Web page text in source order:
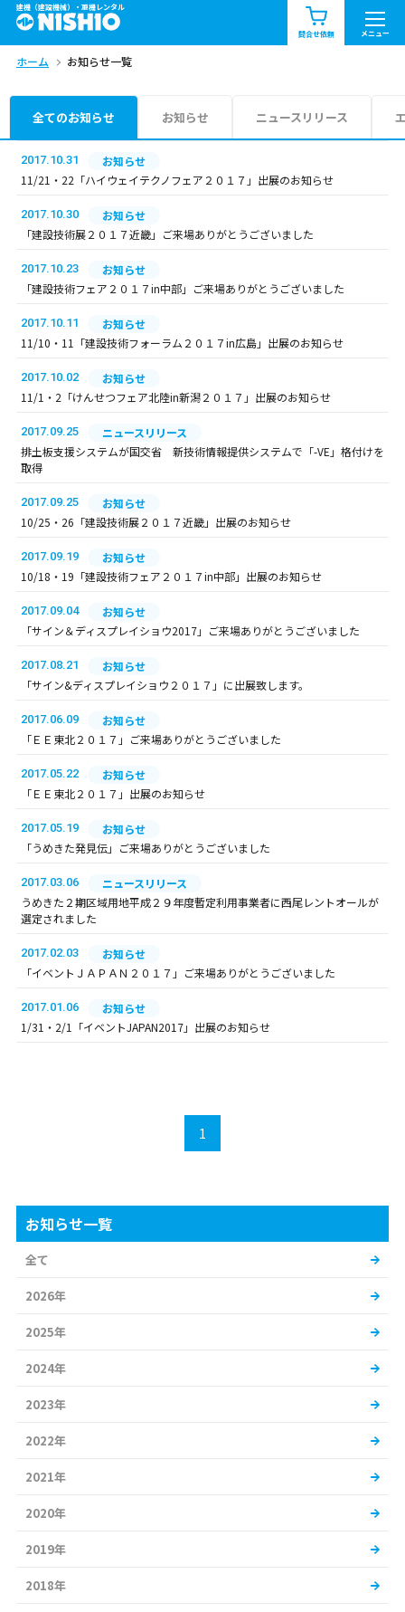
建機（建設機械）・重機レンタル
問合せ依頼 メニュー
商品一覧 お知らせ一覧
問合せ依頼リスト
エリア情報を見る
ホーム お知らせ一覧
全てのお知らせ お知らせ ニュースリリース
2017.10.31
お知らせ
11/21・22「ハイウェイテクノフェア２０１７」出展のお知らせ
2017.10.30
お知らせ
「建設技術展２０１７近畿」ご来場ありがとうございました
2017.10.23
お知らせ
「建設技術フェア２０１７in中部」ご来場ありがとうございました
2017.10.11
お知らせ
11/10・11「建設技術フォーラム２０１７in広島」出展のお知らせ
2017.10.02
お知らせ
11/1・2「けんせつフェア北陸in新潟２０１７」出展のお知らせ
2017.09.25
ニュースリリース
排土板支援システムが国交省 新技術情報提供システムで「-VE」格付けを
取得
2017.09.25
お知らせ
10/25・26「建設技術展２０１７近畿」出展のお知らせ
2017.09.19
お知らせ
10/18・19「建設技術フェア２０１７in中部」出展のお知らせ
2017.09.04
お知らせ
「サイン＆ディスプレイショウ2017」ご来場ありがとうございました
2017.08.21
お知らせ
「サイン&ディスプレイショウ２０１７」に出展致します。
2017.06.09
お知らせ
「ＥＥ東北２０１７」ご来場ありがとうございました
2017.05.22
お知らせ
「ＥＥ東北２０１７」出展のお知らせ
2017.05.19
お知らせ
「うめきた発見伝」ご来場ありがとうございました
2017.03.06
ニュースリリース
うめきた２期区域用地平成２９年度暫定利用事業者に西尾レントオールが
選定されました
2017.02.03
お知らせ
「イベントＪＡＰＡＮ２０１７」ご来場ありがとうございました
2017.01.06
お知らせ
1/31・2/1「イベントJAPAN2017」出展のお知らせ
1
お知らせ一覧
全て
2026年
2025年
2024年
2023年
2022年
2021年
2020年
2019年
2018年